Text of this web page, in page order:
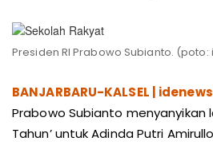
Presiden RI Prabowo Subianto. (poto:
BANJARBARU-KALSEL |
Prabowo Subianto menyanyikan
Tahun’ untuk Adinda Putri